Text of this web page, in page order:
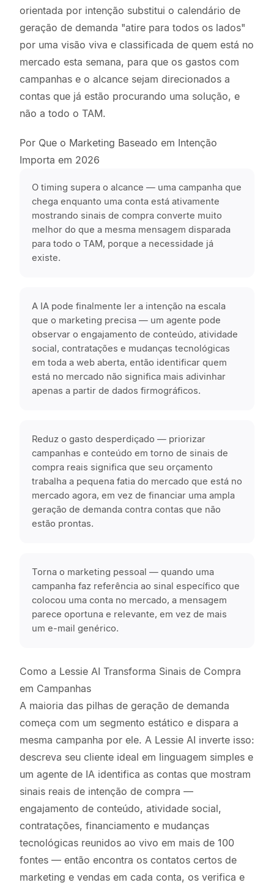
orientada por intenção substitui o calendário de
geração de demanda "atire para todos os lados"
por uma visão viva e classificada de quem está no
mercado esta semana, para que os gastos com
campanhas e o alcance sejam direcionados a
contas que já estão procurando uma solução, e
não a todo o TAM.
Por Que o Marketing Baseado em Intenção
Importa em 2026
O timing supera o alcance — uma campanha que
chega enquanto uma conta está ativamente
mostrando sinais de compra converte muito
melhor do que a mesma mensagem disparada
para todo o TAM, porque a necessidade já
existe.
A IA pode finalmente ler a intenção na escala
que o marketing precisa — um agente pode
observar o engajamento de conteúdo, atividade
social, contratações e mudanças tecnológicas
em toda a web aberta, então identificar quem
está no mercado não significa mais adivinhar
apenas a partir de dados firmográficos.
Reduz o gasto desperdiçado — priorizar
campanhas e conteúdo em torno de sinais de
compra reais significa que seu orçamento
trabalha a pequena fatia do mercado que está no
mercado agora, em vez de financiar uma ampla
geração de demanda contra contas que não
estão prontas.
Torna o marketing pessoal — quando uma
campanha faz referência ao sinal específico que
colocou uma conta no mercado, a mensagem
parece oportuna e relevante, em vez de mais
um e-mail genérico.
Como a Lessie AI Transforma Sinais de Compra
em Campanhas
A maioria das pilhas de geração de demanda
começa com um segmento estático e dispara a
mesma campanha por ele. A Lessie AI inverte isso:
descreva seu cliente ideal em linguagem simples e
um agente de IA identifica as contas que mostram
sinais reais de intenção de compra —
engajamento de conteúdo, atividade social,
contratações, financiamento e mudanças
tecnológicas reunidos ao vivo em mais de 100
fontes — então encontra os contatos certos de
marketing e vendas em cada conta, os verifica e